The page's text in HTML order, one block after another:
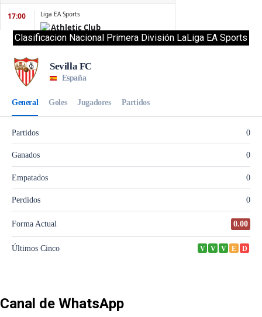
Clasificacion Nacional Primera División LaLiga EA Sports
Canal de WhatsApp